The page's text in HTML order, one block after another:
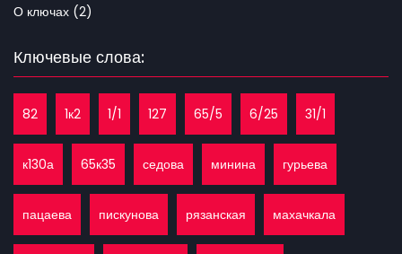
О ключах (2)
Ключевые слова:
82 1к2 1/1 127 65/5 6/25 31/1
к130а 65к35 седова минина гурьева
пацаева пискунова рязанская махачкала